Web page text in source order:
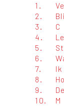
1.
2.
3.
C
4.
5.
6.
7.
8.
9.
10.
M